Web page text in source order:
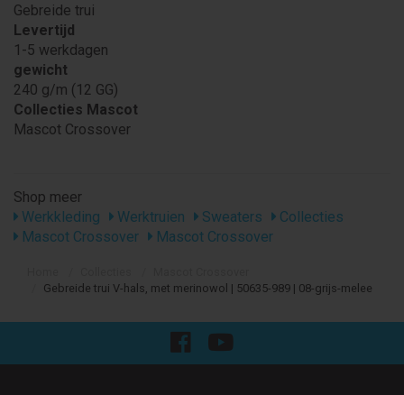
Gebreide trui
Levertijd
1-5 werkdagen
gewicht
240 g/m (12 GG)
Collecties Mascot
Mascot Crossover
Shop meer
Werkkleding
Werktruien Sweaters
Collecties
Mascot Crossover
Mascot Crossover
Gebreide trui V-hals, met merinowol | 50635-989 | 08-grijs-melee